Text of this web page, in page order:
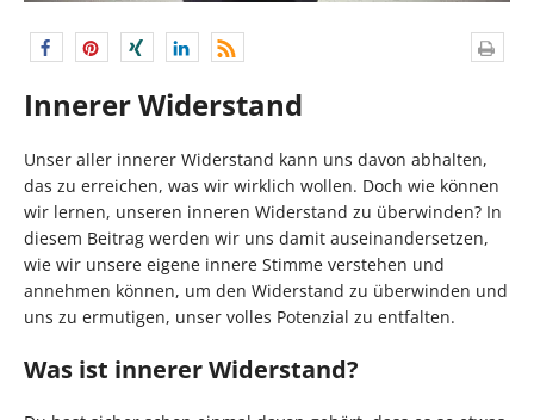
Innerer Widerstand
Unser aller innerer Widerstand kann uns davon abhalten,
das zu erreichen, was wir wirklich wollen. Doch wie können
wir lernen, unseren inneren Widerstand zu überwinden? In
diesem Beitrag werden wir uns damit auseinandersetzen,
wie wir unsere eigene innere Stimme verstehen und
annehmen können, um den Widerstand zu überwinden und
uns zu ermutigen, unser volles Potenzial zu entfalten.
Was ist innerer Widerstand?